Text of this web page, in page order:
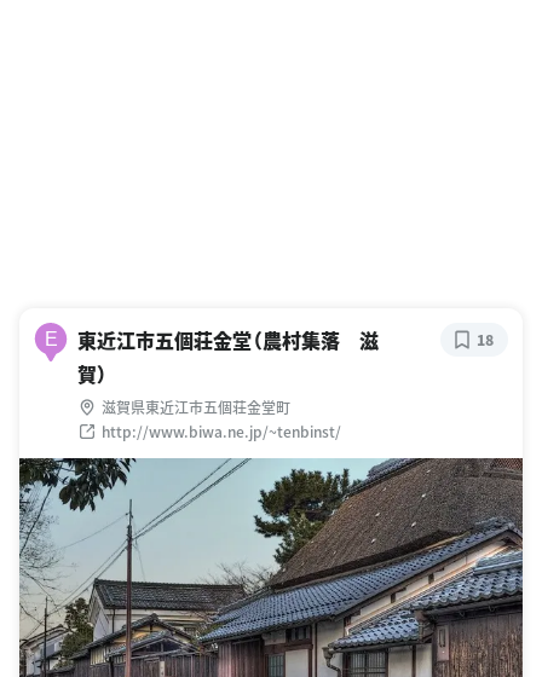
E
東近江市五個荘金堂（農村集落 滋
賀）
滋賀県東近江市五個荘金堂町
http://www.biwa.ne.jp/~tenbinst/
18